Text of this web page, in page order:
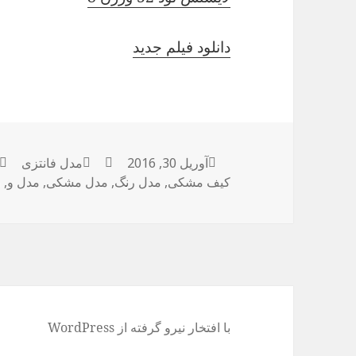
دانلود فیلم جدید
ارسال
شده
آوریل 30, 2016 نویسنده
دسته‌ها
مدل فانتزی
کیف مشکی, مدل رنگ, مدل مشکی, مدل و,
با افتخار نیرو گرفته از WordPress